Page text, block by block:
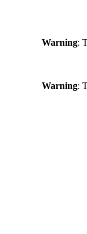
Warning:
Warning: